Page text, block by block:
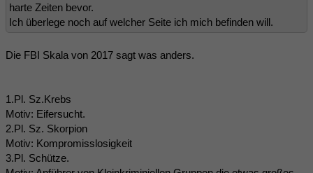
harte Zeiten bevor.
Ich überlege noch auf welcher Seite ich mich befinden will.
Die FBI Skala von 2017 sagt was anders.
1.Pl. Sz.Krebs
Motiv: Eifersucht.
2.Pl. Sz. Skorpion
Motiv: Kompromisslosigkeit
3.Pl. Schütze.